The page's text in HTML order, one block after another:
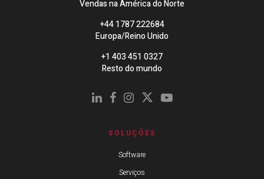
Vendas na América do Norte
+44 1787 222684
Europa/Reino Unido
+1 403 451 0327
Resto do mundo
SOLUÇÕES
Software
Serviços